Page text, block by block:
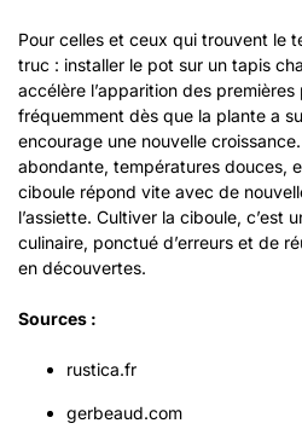
Pour celles et ceux qui trouvent le
truc : installer le pot sur un tapis
accélère l’apparition des premières
fréquemment dès que la plante a
encourage une nouvelle
abondante, températures douces,
ciboule répond vite avec de
l’assiette. Cultiver la ciboule, c’est
culinaire, ponctué d’erreurs et de
en découvertes.
Sources :
rustica.fr
gerbeaud.com